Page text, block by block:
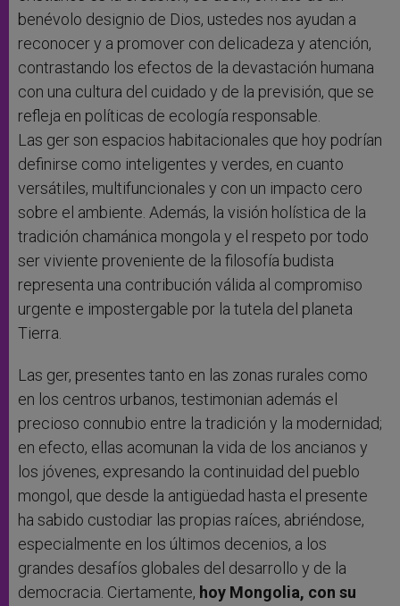
benévolo designio de Dios, ustedes nos ayudan a
reconocer y a promover con delicadeza y atención,
contrastando los efectos de la devastación humana
con una cultura del cuidado y de la previsión, que se
refleja en políticas de ecología responsable.
Las ger son espacios habitacionales que hoy podrían
definirse como inteligentes y verdes, en cuanto
versátiles, multifuncionales y con un impacto cero
sobre el ambiente. Además, la visión holística de la
tradición chamánica mongola y el respeto por todo
ser viviente proveniente de la filosofía budista
representa una contribución válida al compromiso
urgente e impostergable por la tutela del planeta
Tierra.
Las ger, presentes tanto en las zonas rurales como
en los centros urbanos, testimonian además el
precioso connubio entre la tradición y la modernidad;
en efecto, ellas acomunan la vida de los ancianos y
los jóvenes, expresando la continuidad del pueblo
mongol, que desde la antigüedad hasta el presente
ha sabido custodiar las propias raíces, abriéndose,
especialmente en los últimos decenios, a los
grandes desafíos globales del desarrollo y de la
democracia. Ciertamente, hoy Mongolia, con su